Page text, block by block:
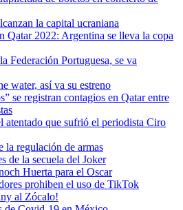
la capital ucraniana
Qatar 2022: Argentina se lleva la copa
Federación Portuguesa, se va
water, así va su estreno
se registran contagios en Qatar entre
atentado que sufrió el periodista Ciro
la regulación de armas
de la secuela del Joker
Huerta para el Oscar
prohiben el uso de TikTok
al Zócalo!